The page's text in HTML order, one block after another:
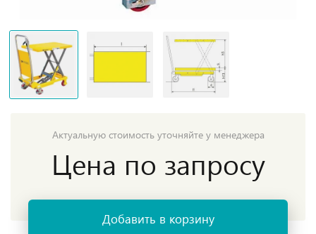
Актуальную стоимость уточняйте у менеджера
Цена по запросу
Добавить в корзину